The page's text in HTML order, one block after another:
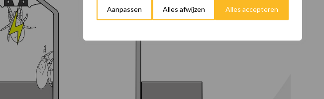
Aanpassen Alles afwijzen Alles accepteren